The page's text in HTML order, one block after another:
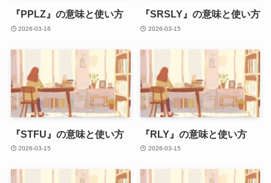
『PPLZ』の意味と使い方
2026-03-16
『SRSLY』の意味と使い方
2026-03-15
『STFU』の意味と使い方
2026-03-15
『RLY』の意味と使い方
2026-03-15